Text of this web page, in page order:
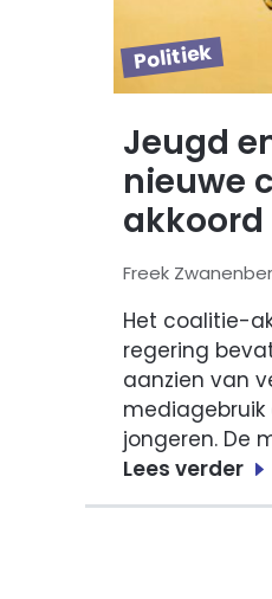
Politiek
Jeugd
nieuwe
akkoord
Freek
Het coalitie-
regering
aanzien van
mediagebruik
jongeren. De
Lees verder